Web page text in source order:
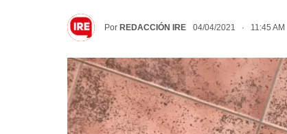
Por REDACCIÓN IRE 04/04/2021 · 11:45 AM